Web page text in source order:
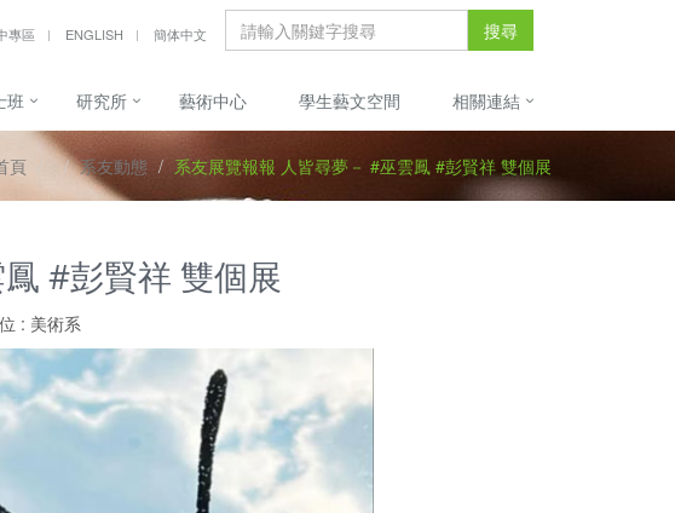
專區 ENGLISH 簡体中文 搜尋
班 研究所 藝術中心 學生藝文空間 相關連結
頁 系友動態 系友展覽報報 人皆尋夢－ #巫雲鳳 #彭賢祥 雙個展
#彭賢祥 雙個展
: 美術系